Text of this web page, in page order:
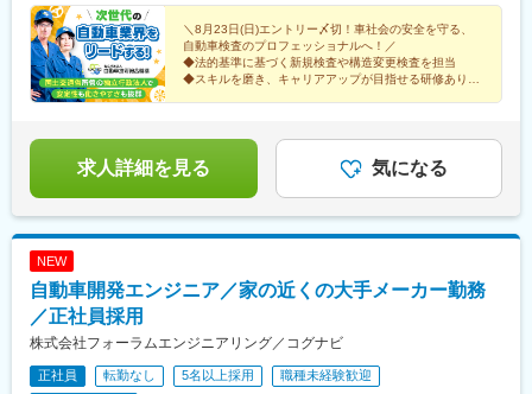
泉・京都・京都南・奈良・滋賀・和歌山・兵庫、姫路【中国エリ
ア】・広島・福山・鳥取・島根・岡山・山口【四国エリア】・香
川・徳島・愛媛・高知【九州エリア】・福岡・北九州・久留米・
筑豊・佐賀・長崎・佐世保・厳原・熊本・大分・宮崎・鹿児島・
奄美・沖縄・宮古・八重山※詳細については、当機構のウェブサイ
駅(千葉県)、鴨居駅、小島新田駅、平塚駅、下溝駅、酒折駅、白山
駅(新潟県)、宮内駅(新潟県)、東新庄駅、大河端駅、北長野駅、平
田駅(長野県)、中島駅(愛知県)、船町駅、若林駅(愛知県)、岩倉駅
(愛知県)、ベル前駅、南宿駅、高山駅、県総合運動場駅、さぎの宮
駅、高茶屋駅、霞ケ浦駅、寝屋川市駅、フェリーターミナル駅、
木駅、妻鹿駅、東尾道駅、鳥取駅、東松江駅(島根県)、備前一宮
駅、矢原駅、鬼無駅、勝瑞駅、久米駅、布師田駅、浦添前田駅、
程）の場合】・東京都勤務／月給27万8,400円以上・愛知県勤務
／月給26万2,160円以上・大阪府勤務／月給25万9,840円以上・そ
の他地域／月給23万2,000円以上【短大卒以上、または専門学校
卒（2年課程）の場合】・東京都勤務／月給25万9,800円以上・愛
知県勤務／月給26万4,645円以上・大阪府勤務／月給24万2,480円
場合】・東京都勤務／月給24万360円以上・愛知県勤務／月給22
万6,339円以上・大阪府勤務／月給22万4,336円以上・その他地域
／月給20万300円以上※これまでの経験を考慮した上で、決定いた
します。※試用期間6ヵ月あり。期間中の待遇に変更はありませ
ん。
＼8月23日(日)エントリー〆切！車社会の安全を守る、
自動車検査のプロフェッショナルへ！／
◆法的基準に基づく新規検査や構造変更検査を担当
◆スキルを磨き、キャリアアップが目指せる研修あり
求人詳細を見る 気になる
NEW
自動車開発エンジニア／家の近くの大手メーカー勤務
／正社員採用
株式会社フォーラムエンジニアリング／コグナビ
正社員 転勤なし 5名以上採用
職種未経験歓迎